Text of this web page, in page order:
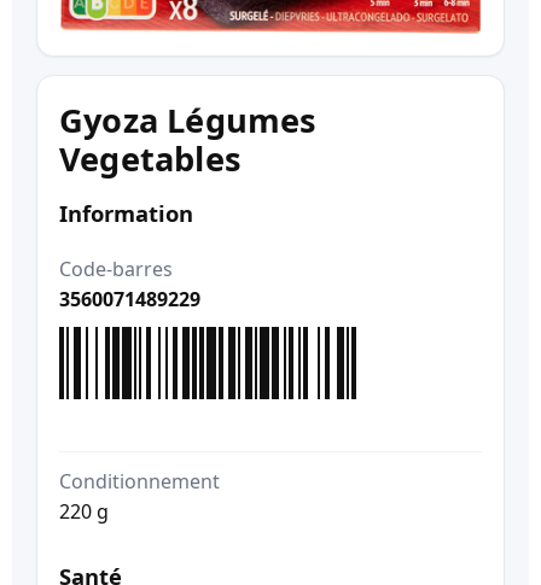
Gyoza Légumes
Vegetables
Information
Code-barres
3560071489229
Conditionnement
220 g
Santé